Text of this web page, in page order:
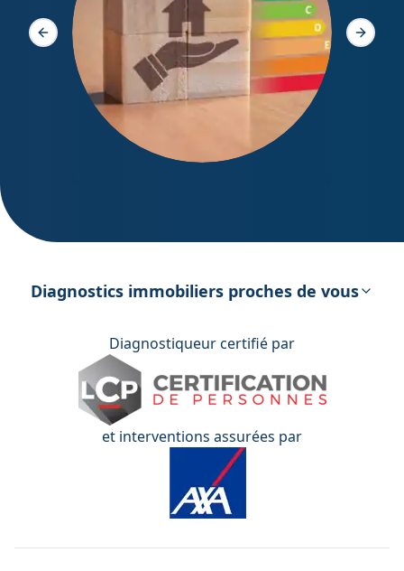
énergétique
Slide précédente Slide
Diagnostics immobiliers proches de vous
Diagnostiqueur certifié par
et interventions assurées par